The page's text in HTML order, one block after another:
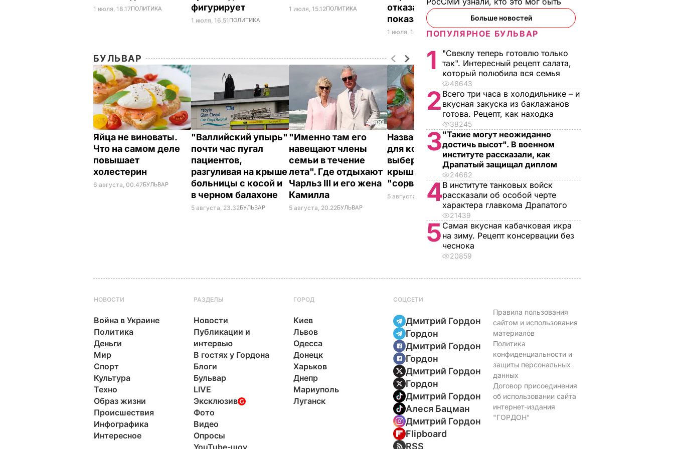
1 июля, 18.17ПОЛИТИКА
фигурирует
1 июля, 16.51 ПОЛИТИКА
1 июля, 15.12ПОЛИТИКА
отказался давать
показания
1 июля, 14.44 ПОЛИТИКА
БУЛЬВАР
Яйца не виноваты.
Что на самом деле
повышает
холестерин
6 августа, 00.47БУЛЬВАР
"Валлийский упырь"
почти час пугал
пациентов,
разгуливая на крыше
больницы с косой и
в черном балахоне
5 августа, 23.32БУЛЬВАР
"Именно там его
навещают члены
семьи в течение
лета". Где отдыхают
Чарльз III и его жена
Камилла
5 августа, 20.22БУЛЬВАР
Названа лучшая соль
для консервации,
выберите ее – и
крышки на банках не
"сорвет"
5 августа, 19.34БУЛЬВАР
Мария Бурмака: Нам
говорят, что будет
тяжелая зима, и я не
знаю, что делать,
потому что мне
некуда ехать
5 августа, 17.46БУЛЬВАР
Больше новостей
ПОПУЛЯРНОЕ БУЛЬВАР
1
"Свеклу теперь готовлю только
так". Интересный рецепт салата,
который полюбила вся семья
48643
2 Всего три часа в холодильнике – и
вкусная закуска из баклажанов
готова. Рецепт, как находка
38245
3"Такие могут неожиданно
достичь высот". В военном
институте рассказали, как
Драпатый защищал диплом
24662
4В институте танковых войск
рассказали об особой черте
характера главкома Драпатого
21439
5 Самая вкусная кабачковая икра
на зиму. Рецепт консервации без
чеснока
20859
НОВОСТИ
Война в Украине
Политика
Деньги
Мир
Спорт
Культура
Техно
Образ жизни
Происшествия
Инфографика
Интересное
РАЗДЕЛЫ
Новости
Публикации и
интервью
В гостях у Гордона
Блоги
Бульвар
LIVE
Эксклюзив
Фото
Видео
Опросы
YouTube-шоу
ГОРОД
Киев
Львов
Одесса
Донецк
Харьков
Днепр
Мариуполь
Луганск
СОЦСЕТИ
Дмитрий Гордон
Гордон
Дмитрий Гордон
Гордон
Дмитрий Гордон
Гордон
Дмитрий Гордон
Алеся Бацман
Дмитрий Гордон
Flipboard
RSS
Правила пользования
сайтом и использования
материалов
Политика
конфиденциальности и
защиты персональных
данных
Договор присоединения
об использовании сайта
интернет-издания
"ГОРДОН"